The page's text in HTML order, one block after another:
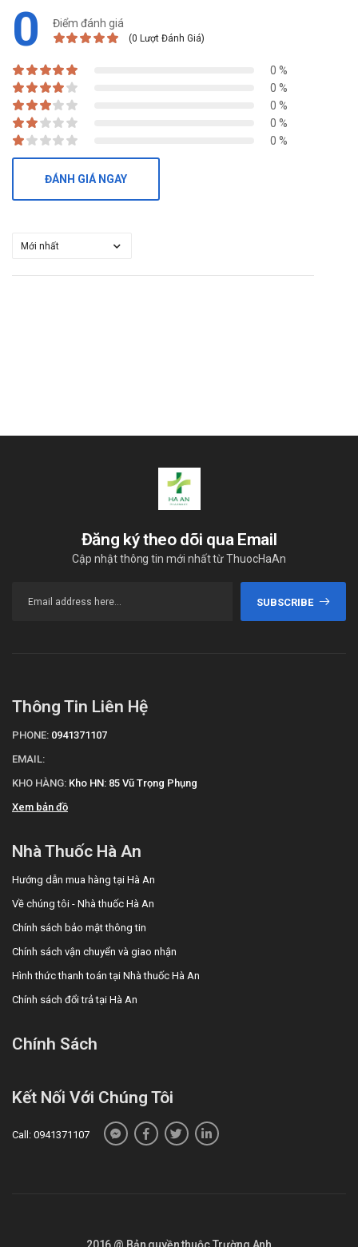
0 Điểm đánh giá
(0 Lượt Đánh Giá)
0 %
0 %
0 %
0 %
0 %
ĐÁNH GIÁ NGAY
Đăng ký theo dõi qua Email
Cập nhật thông tin mới nhất từ ThuocHaAn
SUBSCRIBE
Thông Tin Liên Hệ
PHONE: 0941371107
EMAIL:
KHO HÀNG: Kho HN: 85 Vũ Trọng Phụng
Xem bản đồ
Nhà Thuốc Hà An
Hướng dẫn mua hàng tại Hà An
Về chúng tôi - Nhà thuốc Hà An
Chính sách bảo mật thông tin
Chính sách vận chuyển và giao nhận
Hình thức thanh toán tại Nhà thuốc Hà An
Chính sách đổi trả tại Hà An
Chính Sách
Kết Nối Với Chúng Tôi
Call: 0941371107